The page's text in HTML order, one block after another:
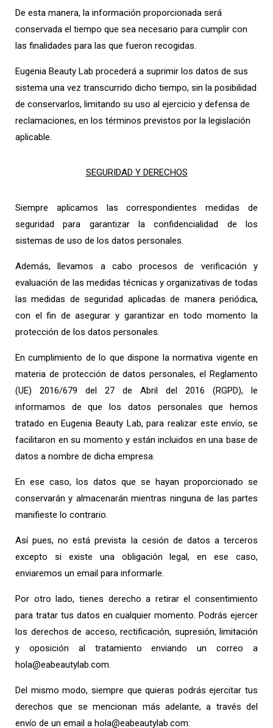
De esta manera, la información proporcionada será
conservada el tiempo que sea necesario para cumplir con
las finalidades para las que fueron recogidas.
Eugenia Beauty Lab procederá a suprimir los datos de sus
sistema una vez transcurrido dicho tiempo, sin la posibilidad
de conservarlos, limitando su uso al ejercicio y defensa de
reclamaciones, en los términos previstos por la legislación
aplicable.
SEGURIDAD Y DERECHOS
Siempre aplicamos las correspondientes medidas de
seguridad para garantizar la confidencialidad de los
sistemas de uso de los datos personales.
Además, llevamos a cabo procesos de verificación y
evaluación de las medidas técnicas y organizativas de todas
las medidas de seguridad aplicadas de manera periódica,
con el fin de asegurar y garantizar en todo momento la
protección de los datos personales.
En cumplimiento de lo que dispone la normativa vigente en
materia de protección de datos personales, el Reglamento
(UE) 2016/679 del 27 de Abril del 2016 (RGPD), le
informamos de que los datos personales que hemos
tratado en Eugenia Beauty Lab, para realizar este envío, se
facilitaron en su momento y están incluidos en una base de
datos a nombre de dicha empresa.
En ese caso, los datos que se hayan proporcionado se
conservarán y almacenarán mientras ninguna de las partes
manifieste lo contrario.
Así pues, no está prevista la cesión de datos a terceros
excepto si existe una obligación legal, en ese caso,
enviaremos un email para informarle.
Por otro lado, tienes derecho a retirar el consentimiento
para tratar tus datos en cualquier momento. Podrás ejercer
los derechos de acceso, rectificación, supresión, limitación
y oposición al tratamiento enviando un correo a
hola@eabeautylab.com.
Del mismo modo, siempre que quieras podrás ejercitar tus
derechos que se mencionan más adelante, a través del
envío de un email a hola@eabeautylab.com: